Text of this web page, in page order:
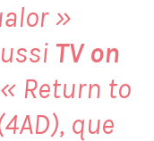
»
TV on
Return to
que